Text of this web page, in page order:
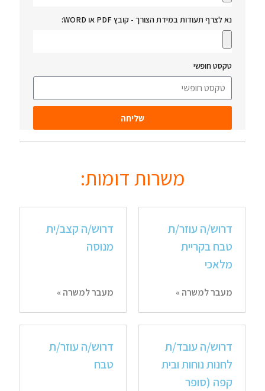
נא לצרף תעודות במידת הצורך - קובץ PDF או WORD:
טקסט חופשי
שליחה
משרות דומות:
דרוש/ה עוזר/ת
טבח בקריית
מלאכי
מעבר למשרה »
דרוש/ה קצב/ית
מנוסה
מעבר למשרה »
דרוש/ה עובד/ת
לחנות נוחות ובית
קפה (סופר
דרוש/ה עוזר/ת
טבח